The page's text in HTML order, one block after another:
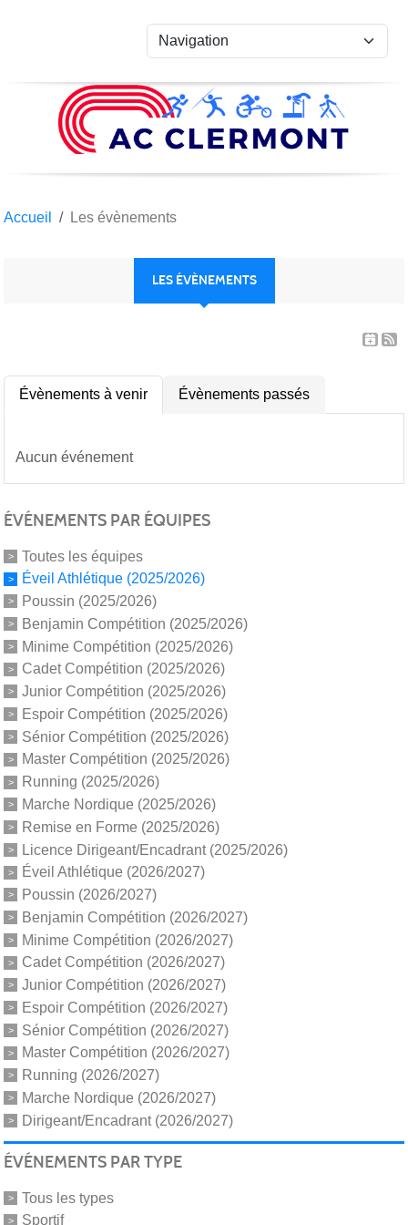
Accueil Les évènements
LES ÉVÈNEMENTS
Évènements à venir Évènements passés
Aucun événement
ÉVÉNEMENTS PAR ÉQUIPES
Toutes les équipes
Éveil Athlétique (2025/2026)
Poussin (2025/2026)
Benjamin Compétition (2025/2026)
Minime Compétition (2025/2026)
Cadet Compétition (2025/2026)
Junior Compétition (2025/2026)
Espoir Compétition (2025/2026)
Sénior Compétition (2025/2026)
Master Compétition (2025/2026)
Running (2025/2026)
Marche Nordique (2025/2026)
Remise en Forme (2025/2026)
Licence Dirigeant/Encadrant (2025/2026)
Éveil Athlétique (2026/2027)
Poussin (2026/2027)
Benjamin Compétition (2026/2027)
Minime Compétition (2026/2027)
Cadet Compétition (2026/2027)
Junior Compétition (2026/2027)
Espoir Compétition (2026/2027)
Sénior Compétition (2026/2027)
Master Compétition (2026/2027)
Running (2026/2027)
Marche Nordique (2026/2027)
Dirigeant/Encadrant (2026/2027)
ÉVÉNEMENTS PAR TYPE
Tous les types
Sportif